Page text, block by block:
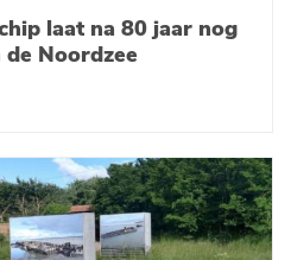
laat na 80 jaar nog
Noordzee